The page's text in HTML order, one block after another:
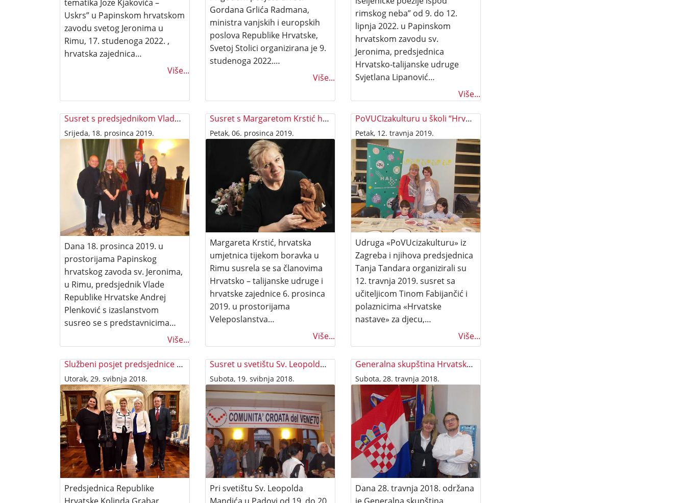
tematika Joze Kjakovića –
Uskrs” u Papinskom hrvatskom
zavodu svetog Jeronima u
Rimu, 17. studenoga 2022. ,
hrvatska zajednica…
Više...
Gordana Grlića Radmana,
ministra vanjskih i europskih
poslova Republike Hrvatske,
Svetoj Stolici organizirana je 9.
studenoga 2022.…
Više...
rimskog neba” od 9. do 12.
lipnja 2022. u Papinskom
hrvatskom zavodu sv.
Jeronima, predsjednica
Hrvatsko-talijanske udruge
Svjetlana Lipanović…
Više...
Susret s predsjednikom Vlade RH Andrejem Plenkovićem
Srijeda, 18. prosinca 2019.
Dana 18. prosinca 2019. u
prostorijama Papinskog
hrvatskog zavoda sv. Jeronima,
u Rimu, predsjednik Vlade
Republike Hrvatske Andrej
Plenković s izaslanstvom
susreo se s predstavnicima…
Više...
Susret s Margaretom Krstić hrvatskom umjetnicom
Petak, 06. prosinca 2019.
Margareta Krstić, hrvatska
umjetnica tijekom boravka u
Rimu susrela se sa članovima
Hrvatsko – talijanske udruge i
hrvatske zajednice 6. prosinca
2019. u prostorijama
Veleposlanstva…
Više...
PoVUCIzakulturu u školi “Hrvatska nastava”
Petak, 12. travnja 2019.
Udruga «PoVUcizakulturu» iz
Zagreba i njihova predsjednica
Tanja Tandara organizirali su
12. travnja 2019. susret sa
učiteljicom Tinom Fabijančić i
polaznicima «Hrvatske
nastave» za djecu,…
Više...
Službeni posjet predsjednice Kolinde Grabar Kitarović
Utorak, 29. svibnja 2018.
Predsjednica Republike
Susret u svetištu Sv. Leopolda Mandića
Subota, 19. svibnja 2018.
Pri svetištu Sv. Leopolda
Generalna skupština Hrvatsko-talijanske udruge
Subota, 28. travnja 2018.
Dana 28. travnja 2018. održana